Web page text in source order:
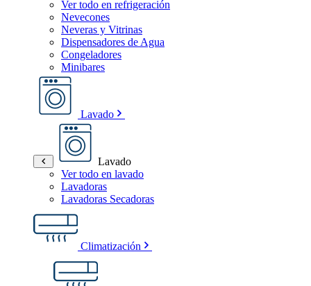
Ver todo en refrigeración
Nevecones
Neveras y Vitrinas
Dispensadores de Agua
Congeladores
Minibares
Lavado
Lavado
Ver todo en lavado
Lavadoras
Lavadoras Secadoras
Climatización